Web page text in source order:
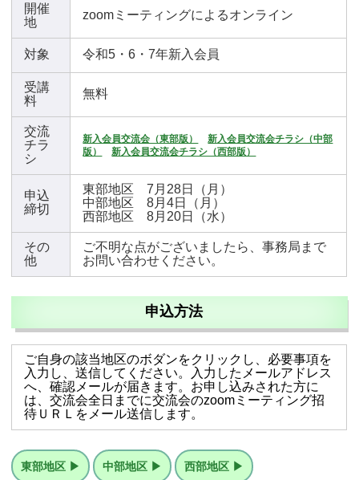
開催
地
zoomミーティングによるオンライン
対象 令和5・6・7年新入会員
受講
料
無料
交流
チラ
シ
新入会員交流会（東部版）
新入会員交流会チラシ（中部
版）
新入会員交流会チラシ（西部版）
申込
締切
東部地区 7月28日（月）
中部地区 8月4日（月）
西部地区 8月20日（水）
その
他
ご不明な点がございましたら、事務局まで
お問い合わせください。
申込方法
ご自身の該当地区のボダンをクリックし、必要事項を
入力し、送信してください。入力したメールアドレス
へ、確認メールが届きます。 お申し込みされた方に
は、交流会全日までに交流会のzoomミーティング招
待ＵＲＬをメール送信します。
東部地区 ▶ 中部地区 ▶ 西部地区 ▶